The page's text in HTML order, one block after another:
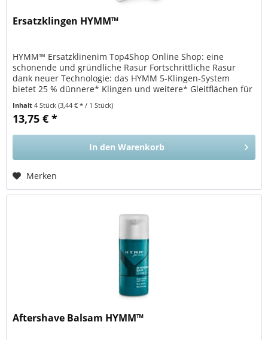
Ersatzklingen HYMM™
HYMM™ Ersatzklinenim Top4Shop Online Shop: eine
schonende und gründliche Rasur Fortschrittliche Rasur
dank neuer Technologie: das HYMM 5-Klingen-System
bietet 25 % dünnere* Klingen und weitere* Gleitflächen für
Inhalt4 Stück(3,44 € * / 1 Stück)
13,75 € *
In den Warenkorb
Merken
Aftershave Balsam HYMM™